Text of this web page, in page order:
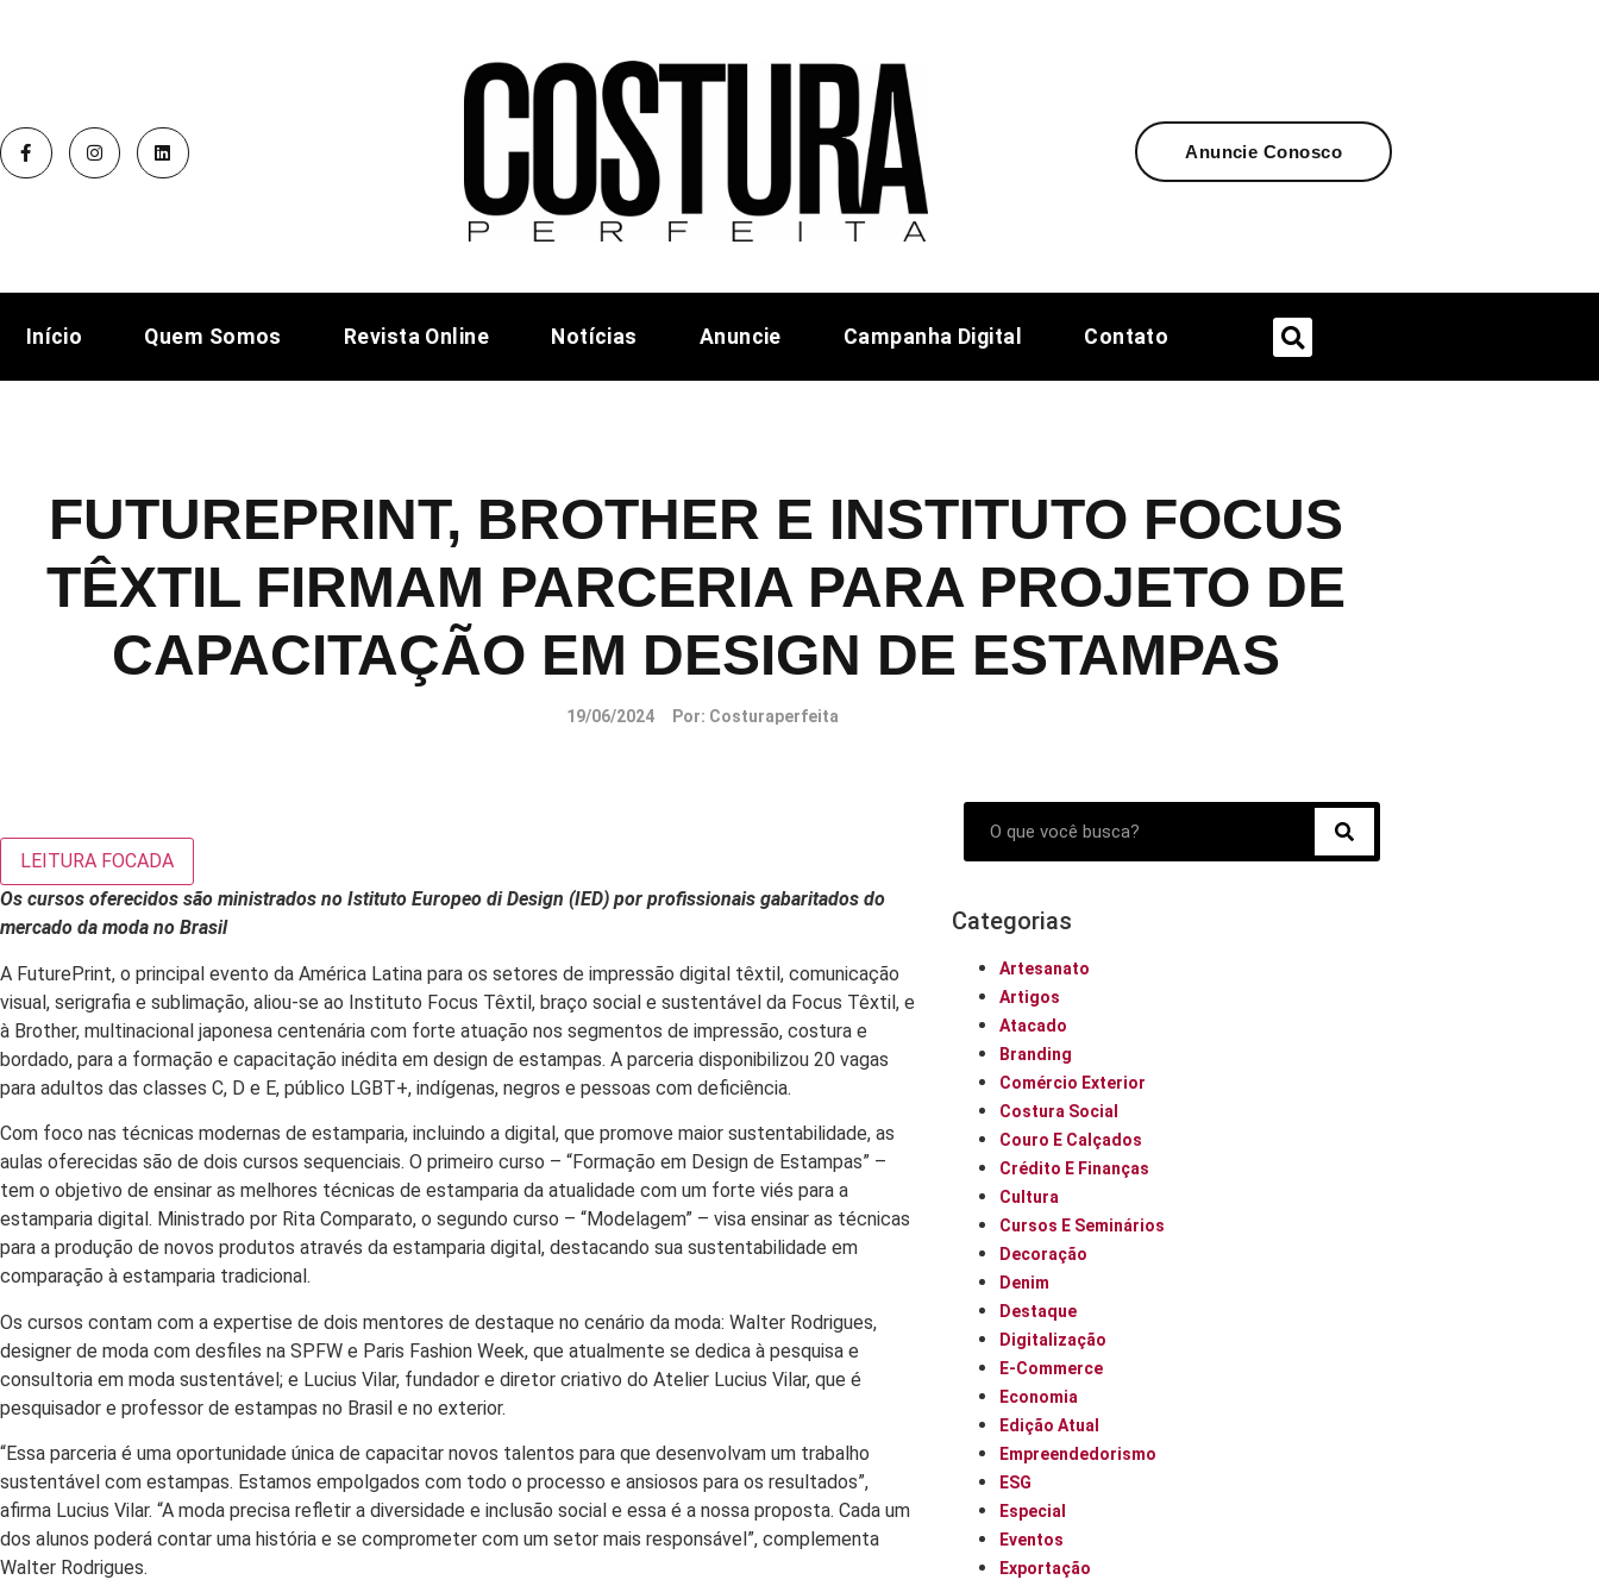
Anuncie Conosco
Início Quem Somos Revista Online Notícias Anuncie Campanha Digital Contato
FUTUREPRINT, BROTHER E INSTITUTO FOCUS
TÊXTIL FIRMAM PARCERIA PARA PROJETO DE
CAPACITAÇÃO EM DESIGN DE ESTAMPAS
19/06/2024 Por: Costuraperfeita
LEITURA FOCADA
Os cursos oferecidos são ministrados no Istituto Europeo di Design (IED) por profissionais gabaritados do
mercado da moda no Brasil
A FuturePrint, o principal evento da América Latina para os setores de impressão digital têxtil, comunicação
visual, serigrafia e sublimação, aliou-se ao Instituto Focus Têxtil, braço social e sustentável da Focus Têxtil, e
à Brother, multinacional japonesa centenária com forte atuação nos segmentos de impressão, costura e
bordado, para a formação e capacitação inédita em design de estampas. A parceria disponibilizou 20 vagas
para adultos das classes C, D e E, público LGBT+, indígenas, negros e pessoas com deficiência.
Com foco nas técnicas modernas de estamparia, incluindo a digital, que promove maior sustentabilidade, as
aulas oferecidas são de dois cursos sequenciais. O primeiro curso – “Formação em Design de Estampas” –
tem o objetivo de ensinar as melhores técnicas de estamparia da atualidade com um forte viés para a
estamparia digital. Ministrado por Rita Comparato, o segundo curso – “Modelagem” – visa ensinar as técnicas
para a produção de novos produtos através da estamparia digital, destacando sua sustentabilidade em
comparação à estamparia tradicional.
Os cursos contam com a expertise de dois mentores de destaque no cenário da moda: Walter Rodrigues,
designer de moda com desfiles na SPFW e Paris Fashion Week, que atualmente se dedica à pesquisa e
consultoria em moda sustentável; e Lucius Vilar, fundador e diretor criativo do Atelier Lucius Vilar, que é
pesquisador e professor de estampas no Brasil e no exterior.
“Essa parceria é uma oportunidade única de capacitar novos talentos para que desenvolvam um trabalho
sustentável com estampas. Estamos empolgados com todo o processo e ansiosos para os resultados”,
afirma Lucius Vilar. “A moda precisa refletir a diversidade e inclusão social e essa é a nossa proposta. Cada um
dos alunos poderá contar uma história e se comprometer com um setor mais responsável”, complementa
Walter Rodrigues.
Categorias
Artesanato
Artigos
Atacado
Branding
Comércio Exterior
Costura Social
Couro E Calçados
Crédito E Finanças
Cultura
Cursos E Seminários
Decoração
Denim
Destaque
Digitalização
E-Commerce
Economia
Edição Atual
Empreendedorismo
ESG
Especial
Eventos
Exportação